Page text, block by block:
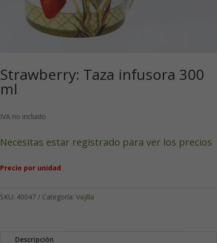
Strawberry: Taza infusora 300
ml
IVA no incluido
Necesitas estar registrado para ver los precios
Precio por unidad
SKU: 40047 Categoría: Vajilla
Descripción